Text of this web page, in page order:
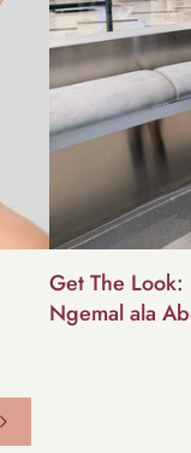
Get The
Ngemal ala